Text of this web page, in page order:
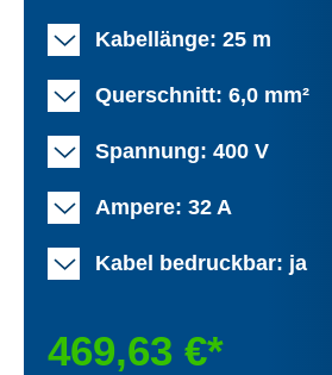
Kabellänge: 25 m
Querschnitt: 6,0 mm²
Spannung: 400 V
Ampere: 32 A
Kabel bedruckbar: ja
469,63 €*